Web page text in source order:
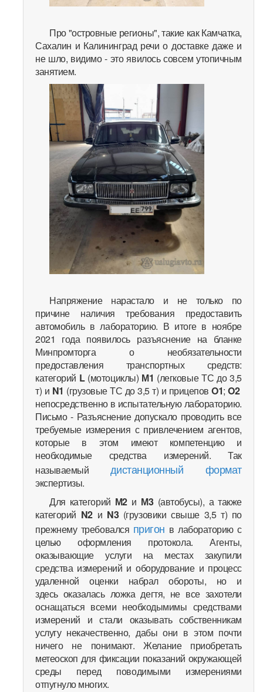
Про "островные регионы", такие как Камчатка,
Сахалин и Калининград речи о доставке даже и
не шло, видимо - это явилось совсем утопичным
занятием.
Напряжение нарастало и не только по
причине наличия требования предоставить
автомобиль в лабораторию. В итоге в ноябре
2021 года появилось разъяснение на бланке
Минпромторга о необязательности
предоставления транспортных средств:
категорий L (мотоциклы) М1 (легковые ТС до 3,5
т) и N1 (грузовые ТС до 3,5 т) и прицеповO1;O2
непосредственно в испытательную лабораторию.
Письмо - Разъяснение допускало проводить все
требуемые измерения с привлечением агентов,
которые в этом имеют компетенцию и
необходимые средства измерений. Так
называемый дистанционный формат
экспертизы.
Для категорий М2и М3(автобусы), а также
категорий N2и N3(грузовики свыше 3,5 т) по
прежнему требовался пригон в лабораторию с
целью оформления протокола. Агенты,
оказывающие услуги на местах закупили
средства измерений и оборудование и процесс
удаленной оценки набрал обороты, но и
здесь оказалась ложка дегтя, не все захотели
оснащаться всеми необходымимы средствами
измерений и стали оказывать собственникам
услугу некачественно, дабы они в этом почти
ничего не понимают. Желание приобретать
метеоскоп для фиксации показаний окружающей
среды перед поводимыми измерениями
отпугнуло многих.